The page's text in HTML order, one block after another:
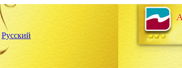
Русский